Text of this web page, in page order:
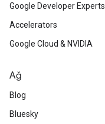
Google Developer Experts
Accelerators
Google Cloud & NVIDIA
Ağ
Blog
Bluesky